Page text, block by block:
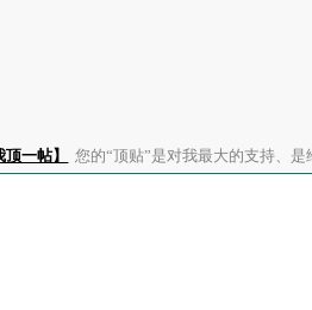
顶一帖】 您的“顶贴”是对我最大的支持、